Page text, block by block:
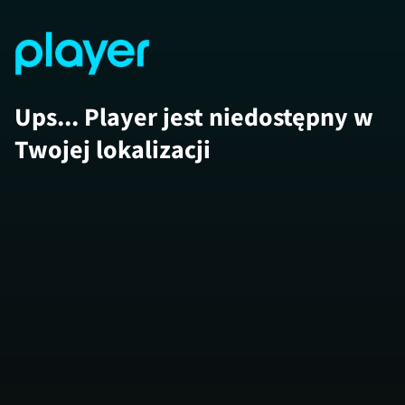
Ups... Player jest niedostępny w
Twojej lokalizacji